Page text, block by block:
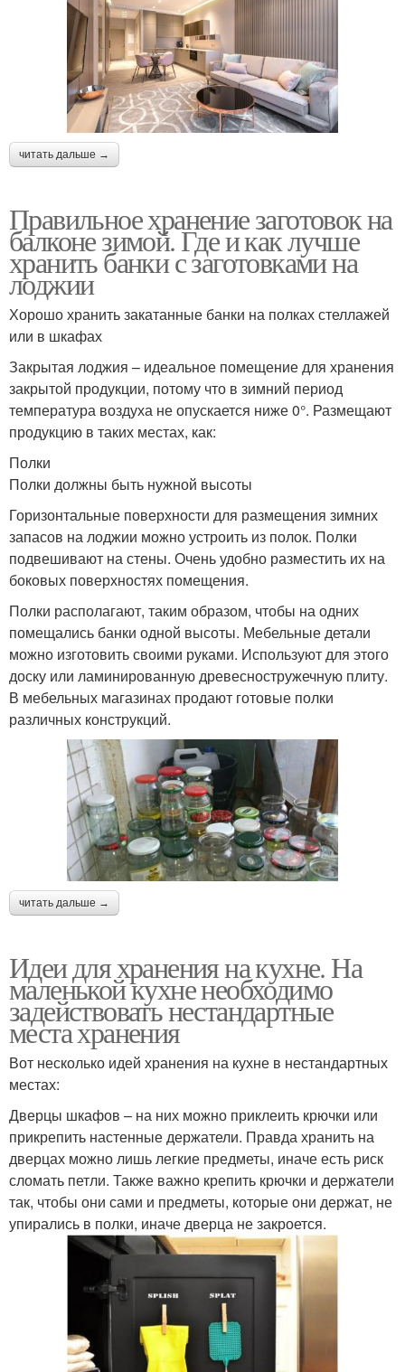
читать дальше →
Правильное хранение заготовок на
балконе зимой. Где и как лучше
хранить банки с заготовками на
лоджии
Хорошо хранить закатанные банки на полках стеллажей
или в шкафах
Закрытая лоджия – идеальное помещение для хранения
закрытой продукции, потому что в зимний период
температура воздуха не опускается ниже 0°. Размещают
продукцию в таких местах, как:
Полки
Полки должны быть нужной высоты
Горизонтальные поверхности для размещения зимних
запасов на лоджии можно устроить из полок. Полки
подвешивают на стены. Очень удобно разместить их на
боковых поверхностях помещения.
Полки располагают, таким образом, чтобы на одних
помещались банки одной высоты. Мебельные детали
можно изготовить своими руками. Используют для этого
доску или ламинированную древесностружечную плиту.
В мебельных магазинах продают готовые полки
различных конструкций.
читать дальше →
Идеи для хранения на кухне. На
маленькой кухне необходимо
задействовать нестандартные
места хранения
Вот несколько идей хранения на кухне в нестандартных
местах:
Дверцы шкафов – на них можно приклеить крючки или
прикрепить настенные держатели. Правда хранить на
дверцах можно лишь легкие предметы, иначе есть риск
сломать петли. Также важно крепить крючки и держатели
так, чтобы они сами и предметы, которые они держат, не
упирались в полки, иначе дверца не закроется.